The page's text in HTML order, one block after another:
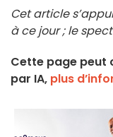
Cet article
à ce jour ; le
Cette page peut
par IA, plus